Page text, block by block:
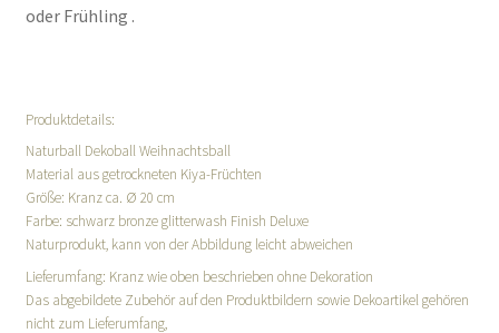
oder Frühling .
Produktdetails:
Naturball Dekoball Weihnachtsball
Material aus getrockneten Kiya-Früchten
Größe: Kranz ca. Ø 20 cm
Farbe: schwarz bronze glitterwash Finish Deluxe
Naturprodukt, kann von der Abbildung leicht abweichen
Lieferumfang: Kranz wie oben beschrieben ohne Dekoration
Das abgebildete Zubehör auf den Produktbildern sowie Dekoartikel gehören
nicht zum Lieferumfang,